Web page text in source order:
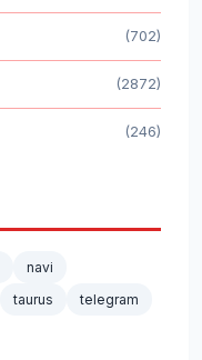
(702)
(2872)
(246)
navi
taurus
telegram